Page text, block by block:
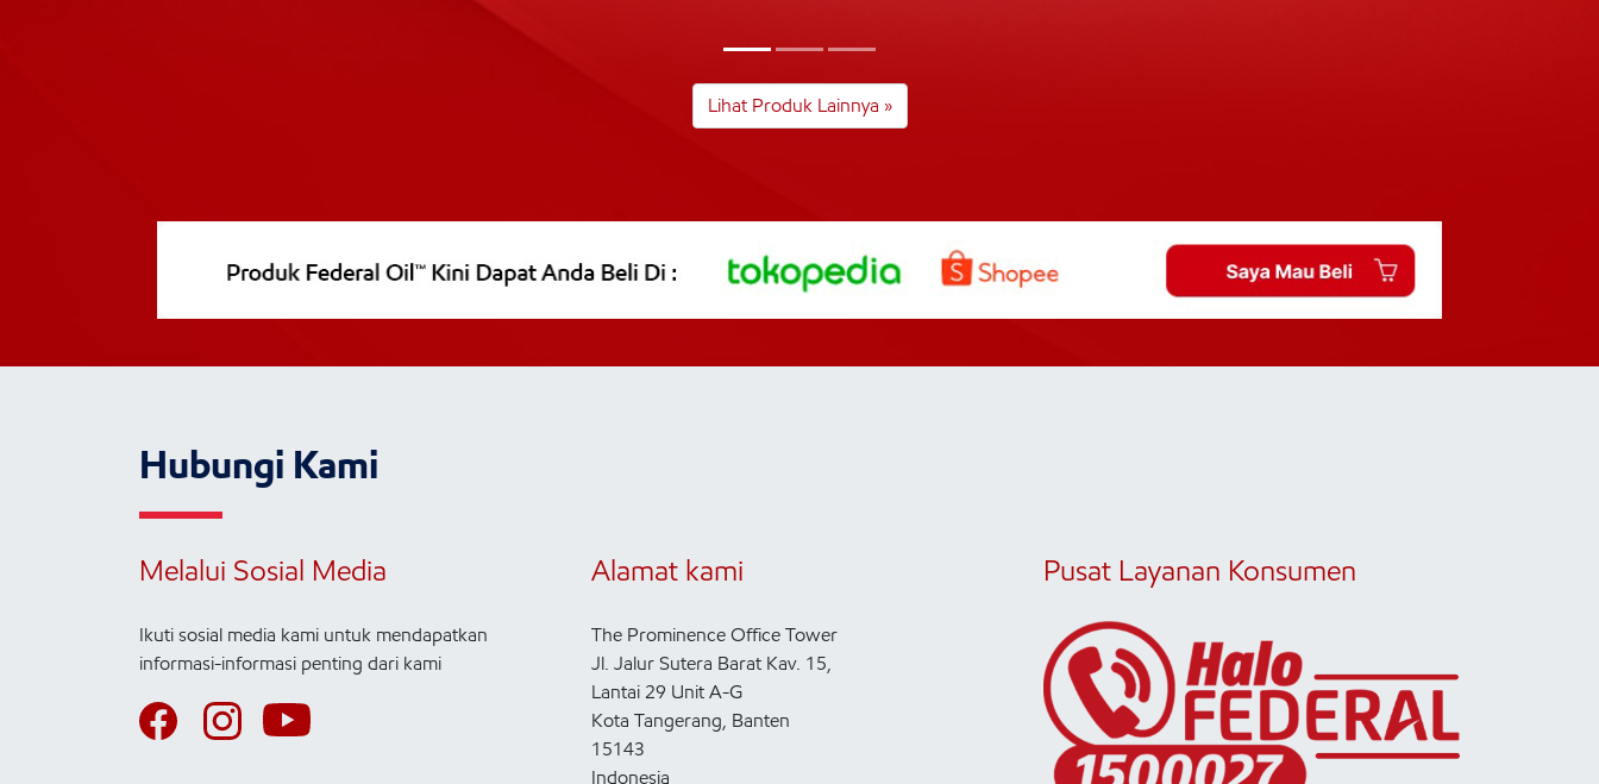
Lihat Produk Lainnya »
Hubungi Kami
Melalui Sosial Media
Ikuti sosial media kami untuk mendapatkan
informasi-informasi penting dari kami
Alamat kami
The Prominence Office Tower
Jl. Jalur Sutera Barat Kav. 15,
Lantai 29 Unit A-G
Kota Tangerang, Banten
15143
Indonesia
Pusat Layanan Konsumen